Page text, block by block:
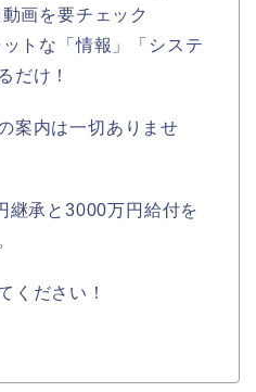
画を要チェック
トな「情報」「システ
だけ！
案内は一切ありませ
継承と3000万円給付を
ください！